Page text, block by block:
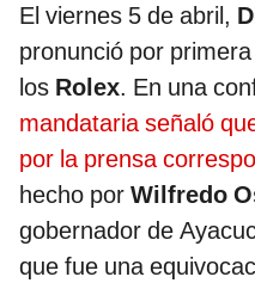
El viernes 5 de abril,
pronunció por
los Rolex. En una
mandataria señaló
por la prensa
hecho por Wilfredo
gobernador de
que fue una